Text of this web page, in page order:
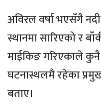
अविरल वर्षा भएसँगै
स्थानमा सारिएको र
माईकिङ गरिएकाले कुनै
घटनास्थलमै रहेका
बताए।